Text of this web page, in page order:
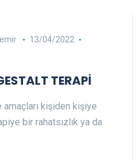
13/04/2022
TERAPİ
amaçları kişiden kişiye
bir rahatsızlık ya da